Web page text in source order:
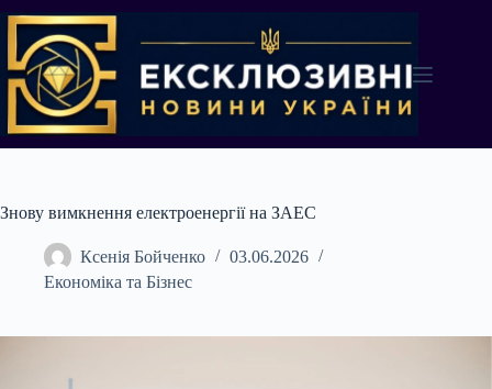
до
вмісту
Знову вимкнення електроенергії на ЗАЕС
Ксенія Бойченко
03.06.2026
Економіка та Бізнес